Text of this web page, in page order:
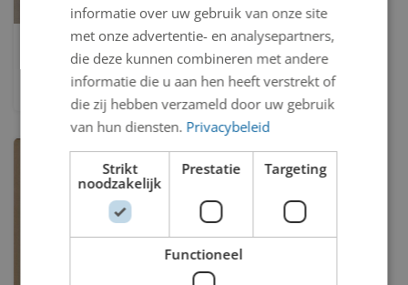
Geen titel
Marijke Groeneveld
informatie over uw gebruik van onze site
met onze advertentie- en analysepartners,
die deze kunnen combineren met andere
informatie die u aan hen heeft verstrekt of
die zij hebben verzameld door uw gebruik
van hun diensten. Privacybeleid
Strikt
noodzakelijk
Prestatie Targeting
Functioneel